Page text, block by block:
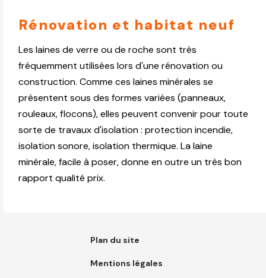
Rénovation et habitat neuf
Les laines de verre ou de roche sont très
fréquemment utilisées lors d'une rénovation ou
construction. Comme ces laines minérales se
présentent sous des formes variées (panneaux,
rouleaux, flocons), elles peuvent convenir pour toute
sorte de travaux d'isolation : protection incendie,
isolation sonore, isolation thermique. La laine
minérale, facile à poser, donne en outre un très bon
rapport qualité prix.
Plan du site
Mentions légales